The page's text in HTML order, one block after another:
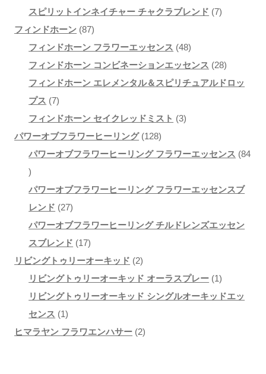
品 品
商
個
商
品
品
スピリットインネイチャー チャクラブレンド 77
商
品
フィンドホーン 878
7
個
の
品
フィンドホーン フラワーエッセンス 484
8
個
フィンドホーン コンビネーションエッセンス 282
8
品
フィンドホーン エレメンタル＆スピリチュアルドロッ
プス
77
個
の
商
フィンドホーン セイクレッドミスト 33
の
品
パワーオブフラワーヒーリング 1281
2
個
商
パワーオブフラワーヒーリング フラワーエッセンス
84
8
4
個
の
商
品
パワーオブフラワーヒーリング フラワーエッセンスブ
レンド
272
7
個
の
商
品
パワーオブフラワーヒーリング チルドレンズエッセン
スブレンド
171
7
個
の
品
リビングトゥリーオーキッド 22
個
の
品
リビングトゥリーオーキッド オーラスプレー 11
個
リビングトゥリーオーキッド シングルオーキッドエッ
センス
11
個
ヒマラヤン フラワエンハサー 22